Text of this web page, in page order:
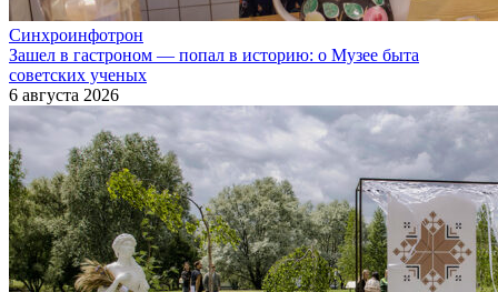
Синхроинфотрон
Зашел в гастроном — попал в историю: о Музее быта
советских ученых
6 августа 2026